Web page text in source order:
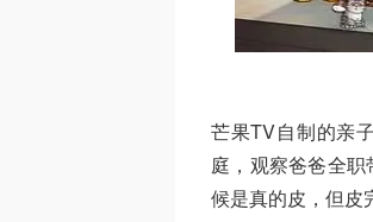
芒果TV自制的亲
庭，观察爸爸全
候是真的皮，但皮